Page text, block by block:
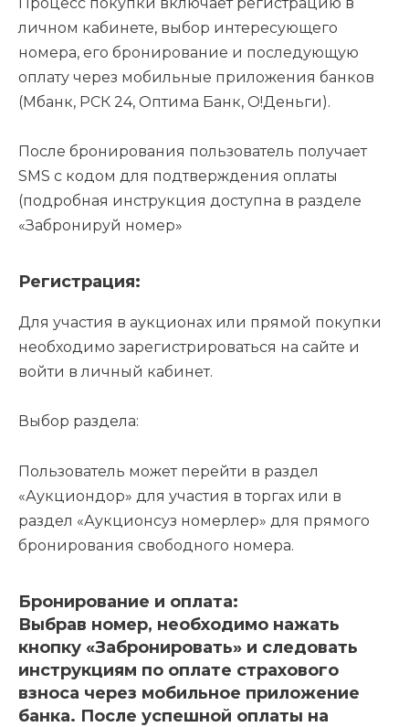
личном кабинете, выбор интересующего
номера, его бронирование и последующую
оплату через мобильные приложения банков
(Мбанк, РСК 24, Оптима Банк, О!Деньги).
После бронирования пользователь получает
SMS с кодом для подтверждения оплаты
(подробная инструкция доступна в разделе
«Забронируй номер»
Регистрация:
Для участия в аукционах или прямой покупки
необходимо зарегистрироваться на сайте и
войти в личный кабинет.
Выбор раздела:
Пользователь может перейти в раздел
«Аукциондор» для участия в торгах или в
раздел «Аукционсуз номерлер» для прямого
бронирования свободного номера.
Бронирование и оплата:
Выбрав номер, необходимо нажать
кнопку «Забронировать» и следовать
инструкциям по оплате страхового
взноса через мобильное приложение
банка. После успешной оплаты на